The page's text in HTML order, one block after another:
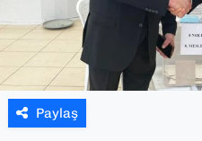
Paylaş
YEREL YÖNETİMLER